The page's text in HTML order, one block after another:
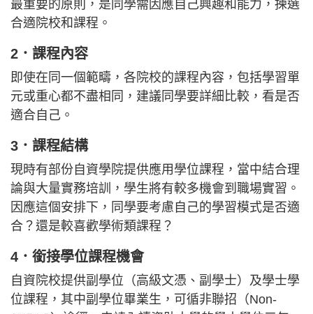
最重要的原則，是同學需因應自己興趣和能力，揀選
合適院校和課程。
2．課程內容
即使在同一個範疇，各院校的課程內容，包括學習單
元或重心都不盡相同，建議同學要詳細比較，看是否
適合自己。
3．課程結構
現時有部份自資學院提供應用學位課程，當中結合理
論與大量實務培訓，學生將有較多機會到職場實習。
因應這個安排下，同學要考慮自己的學習模式是否適
合？還是較喜歡學術類課程？
4．銜接學位課程機會
自資院校提供副學位（高級文憑、副學士）及學士學
位課程，其中副學位畢業生，可循非聯招（Non-